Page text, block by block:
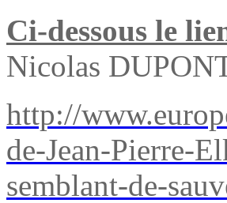
Ci-dessous le
Nicolas
http://
de-Jean-Pierre-
semblant-de-